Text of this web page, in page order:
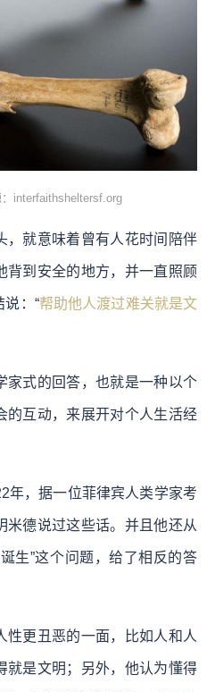
interfaithsheltersf.org
，就意味着曾有人花时间陪伴
背到安全的地方，并一直照顾
：“帮助他人渡过难关就是文
家式的回答，也就是一种以个
的互动，来展开对个人生活经
年，据一位菲律宾人类学家考
米德说过这些话。并且他还从
生”这个问题，给了相反的答
性更丑恶的一面，比如人和人
就是文明；另外，他认为懂得